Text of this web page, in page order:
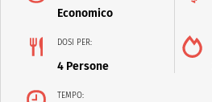
Economico
DOSI PER:
4 Persone
TEMPO: